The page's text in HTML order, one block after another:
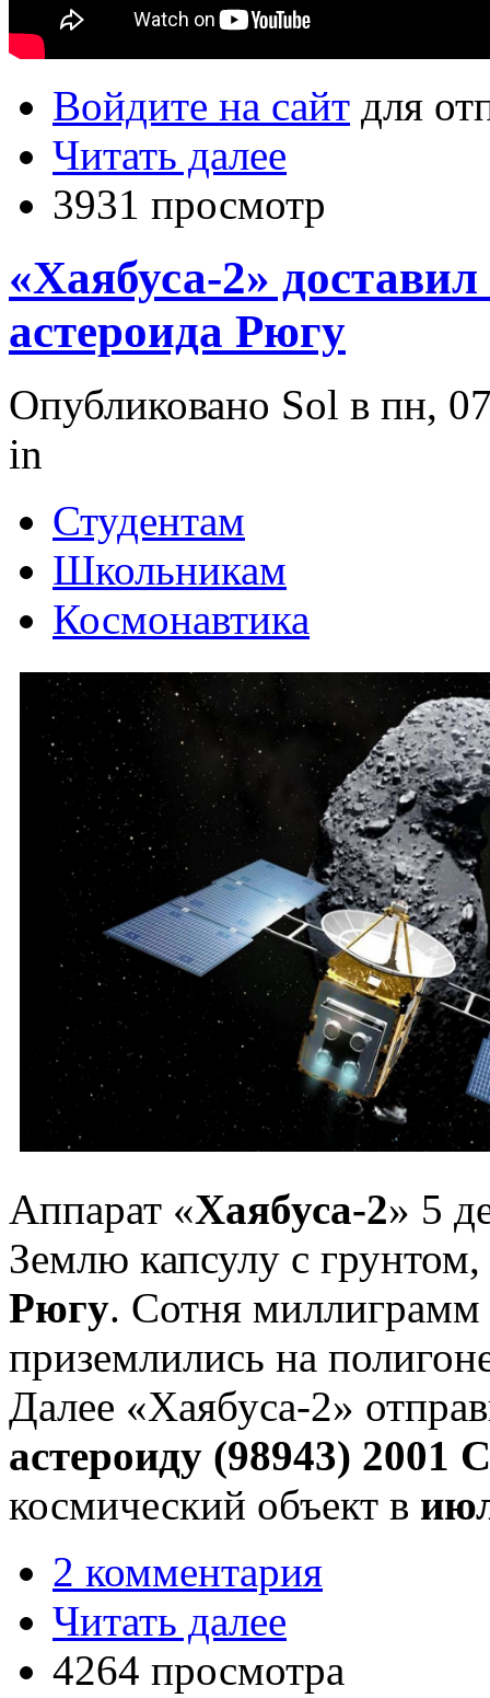
Войдите на сайт для
Читать далее
3931 просмотр
«Хаябуса-2»
астероида Рюгу
Опубликовано Sol в пн,
in
Студентам
Школьникам
Космонавтика
Аппарат «Хаябуса-2» 5
Землю капсулу с
Рюгу. Сотня миллиграмм
приземлились на
Далее «Хаябуса-2»
астероиду (98943) 2001
космический объект в
2 комментария
Читать далее
4264 просмотра